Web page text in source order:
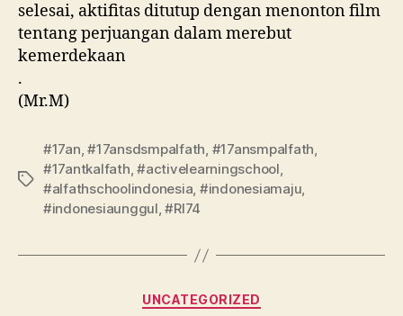
selesai, aktifitas ditutup dengan menonton film
tentang perjuangan dalam merebut
kemerdekaan
.
(Mr.M)
#17an,#17ansdsmpalfath, #17ansmpalfath,
#17antkalfath,#activelearningschool,
#alfathschoolindonesia, #indonesiamaju,
#indonesiaunggul,#RI74
UNCATEGORIZED